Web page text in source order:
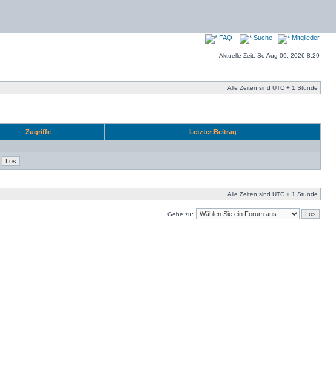
FAQ Suche Mitglieder
Aktuelle Zeit: So Aug 09, 2026 8:29
Alle Zeiten sind UTC + 1 Stunde
Zugriffe Letzter Beitrag
Alle Zeiten sind UTC + 1 Stunde
Gehe zu: